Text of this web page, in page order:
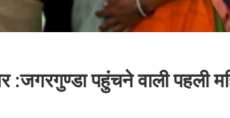
:जगरगुण्डा पहुंचने वाली पहली